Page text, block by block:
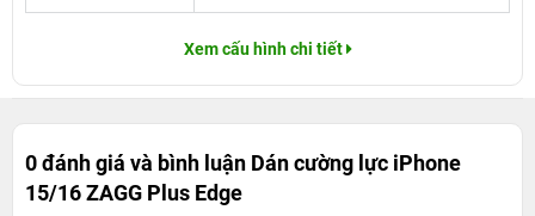
Xem cấu hình chi tiết
0 đánh giá và bình luận Dán cường lực iPhone
15/16 ZAGG Plus Edge